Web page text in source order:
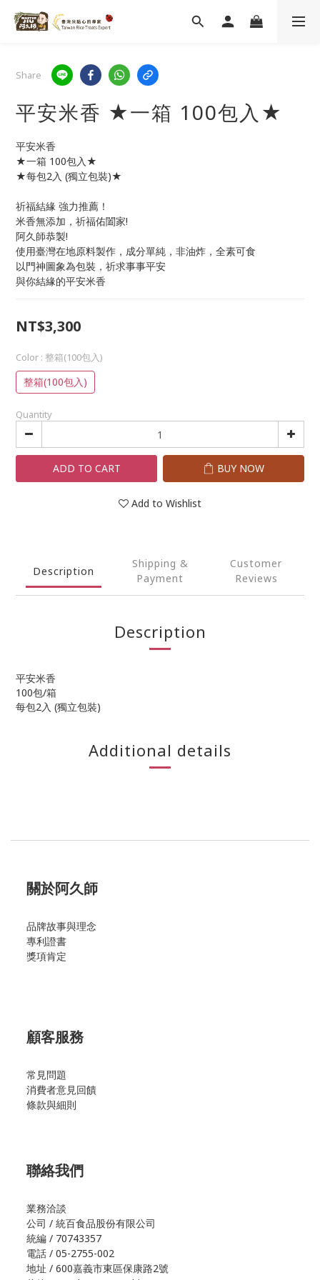
Share
平安米香 ★一箱 100包入★
平安米香
★一箱 100包入★
★每包2入 (獨立包裝)★
祈福結緣 強力推薦！
米香無添加，祈福佑闔家!
阿久師恭製!
使用臺灣在地原料製作，成分單純，非油炸，全素可食
以門神圖象為包裝，祈求事事平安
與你結緣的平安米香
NT$3,300
Color : 整箱(100包入)
整箱(100包入)
Quantity
ADD TO CART BUY NOW
Add to Wishlist
Description
Shipping &
Payment
Customer
Reviews
Description
平安米香
100包/箱
每包2入 (獨立包裝)
Additional details
關於阿久師
品牌故事與理念
專利證書
獎項肯定
顧客服務
常見問題
消費者意見回饋
條款與細則
聯絡我們
業務洽談
公司 / 統百食品股份有限公司
統編 / 70743357
電話 / 05-2755-002
地址 / 600嘉義市東區保康路2號